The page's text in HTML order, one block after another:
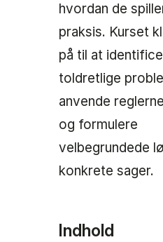
hvordan de
praksis. Kurset
på til at
toldretlige
anvende
og formulere
velbegrundede
konkrete sager.
Indhold